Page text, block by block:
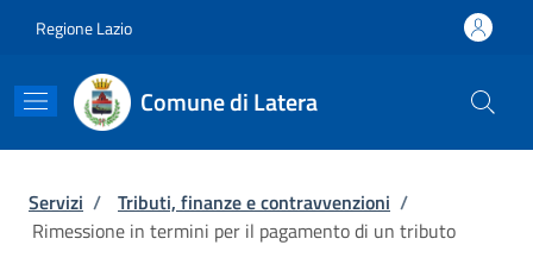
Regione Lazio
Comune di Latera
Briciole di pane
Servizi / Tributi, finanze e contravvenzioni /
Rimessione in termini per il pagamento di un tributo